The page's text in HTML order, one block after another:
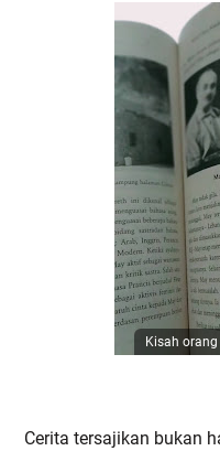
Kisah
Cerita tersajikan bukan